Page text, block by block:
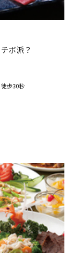
ボ派？
歩30秒